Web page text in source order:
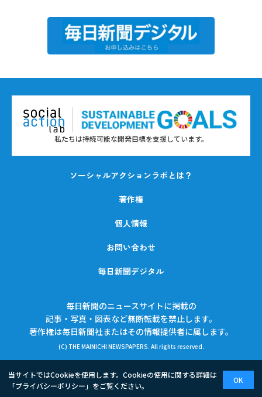
当サイトではCookieを使用します。Cookieの使用に関する詳細は
「プライバシーポリシー 」をご覧ください。
OK
私たちは持続可能な開発目標を支援しています。
ソーシャルアクションラボとは？
著作権
個人情報
お問い合わせ
毎日新聞デジタル
毎日新聞のニュースサイトに掲載の
記事・写真・図表など無断転載を禁止します。
著作権は毎日新聞社またはその情報提供者に属します。
(C) THE MAINICHI NEWSPAPERS. All rights reserved.